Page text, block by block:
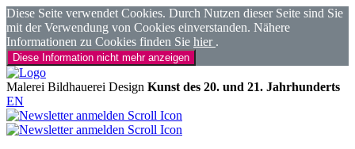
Diese Seite verwendet Cookies. Durch Nutzen dieser Seite sind Sie
mit der Verwendung von Cookies einverstanden. Nähere
Informationen zu Cookies finden Sie hier .
Diese Information nicht mehr anzeigen
Malerei Bildhauerei Design Kunst des 20. und 21. Jahrhunderts
EN